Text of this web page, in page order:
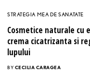
STRATEGIA MEA DE SANATATE
Cosmetice naturale cu
crema cicatrizanta si
lupului
BY CECILIA CARAGEA